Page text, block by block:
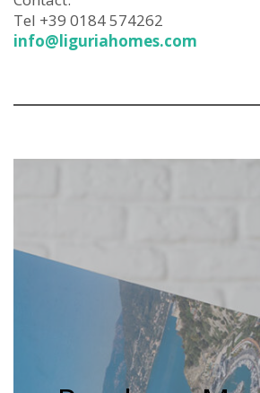
Tel +39 0184 574262
info@liguriahomes.com